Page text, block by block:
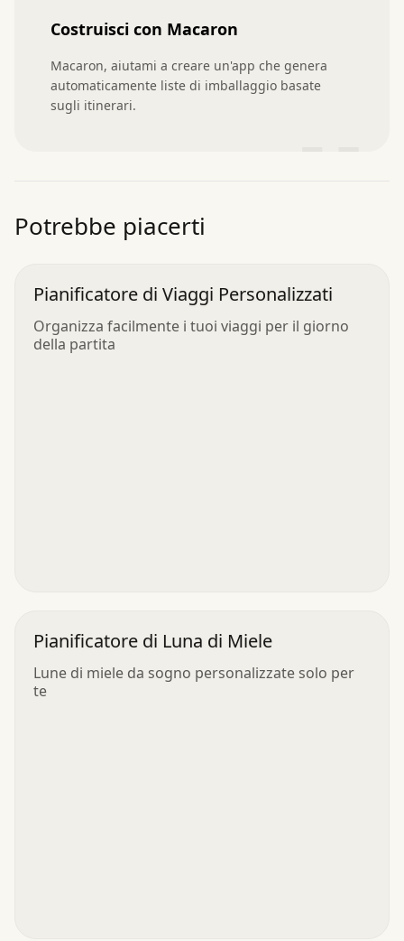
Costruisci con Macaron
Macaron, aiutami a creare un'app che genera
automaticamente liste di imballaggio basate
sugli itinerari.
Potrebbe piacerti
Pianificatore di Viaggi Personalizzati
Organizza facilmente i tuoi viaggi per il giorno
della partita
Pianificatore di Luna di Miele
Lune di miele da sogno personalizzate solo per
te